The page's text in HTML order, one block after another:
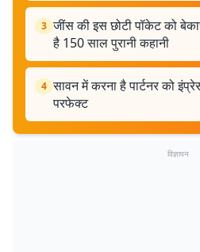
3 जींस की इस छोटी पॉकेट को
है 150 साल पुरानी कहानी
4 सावन में करना है पार्टनर को
परफेक्ट
विज्ञापन